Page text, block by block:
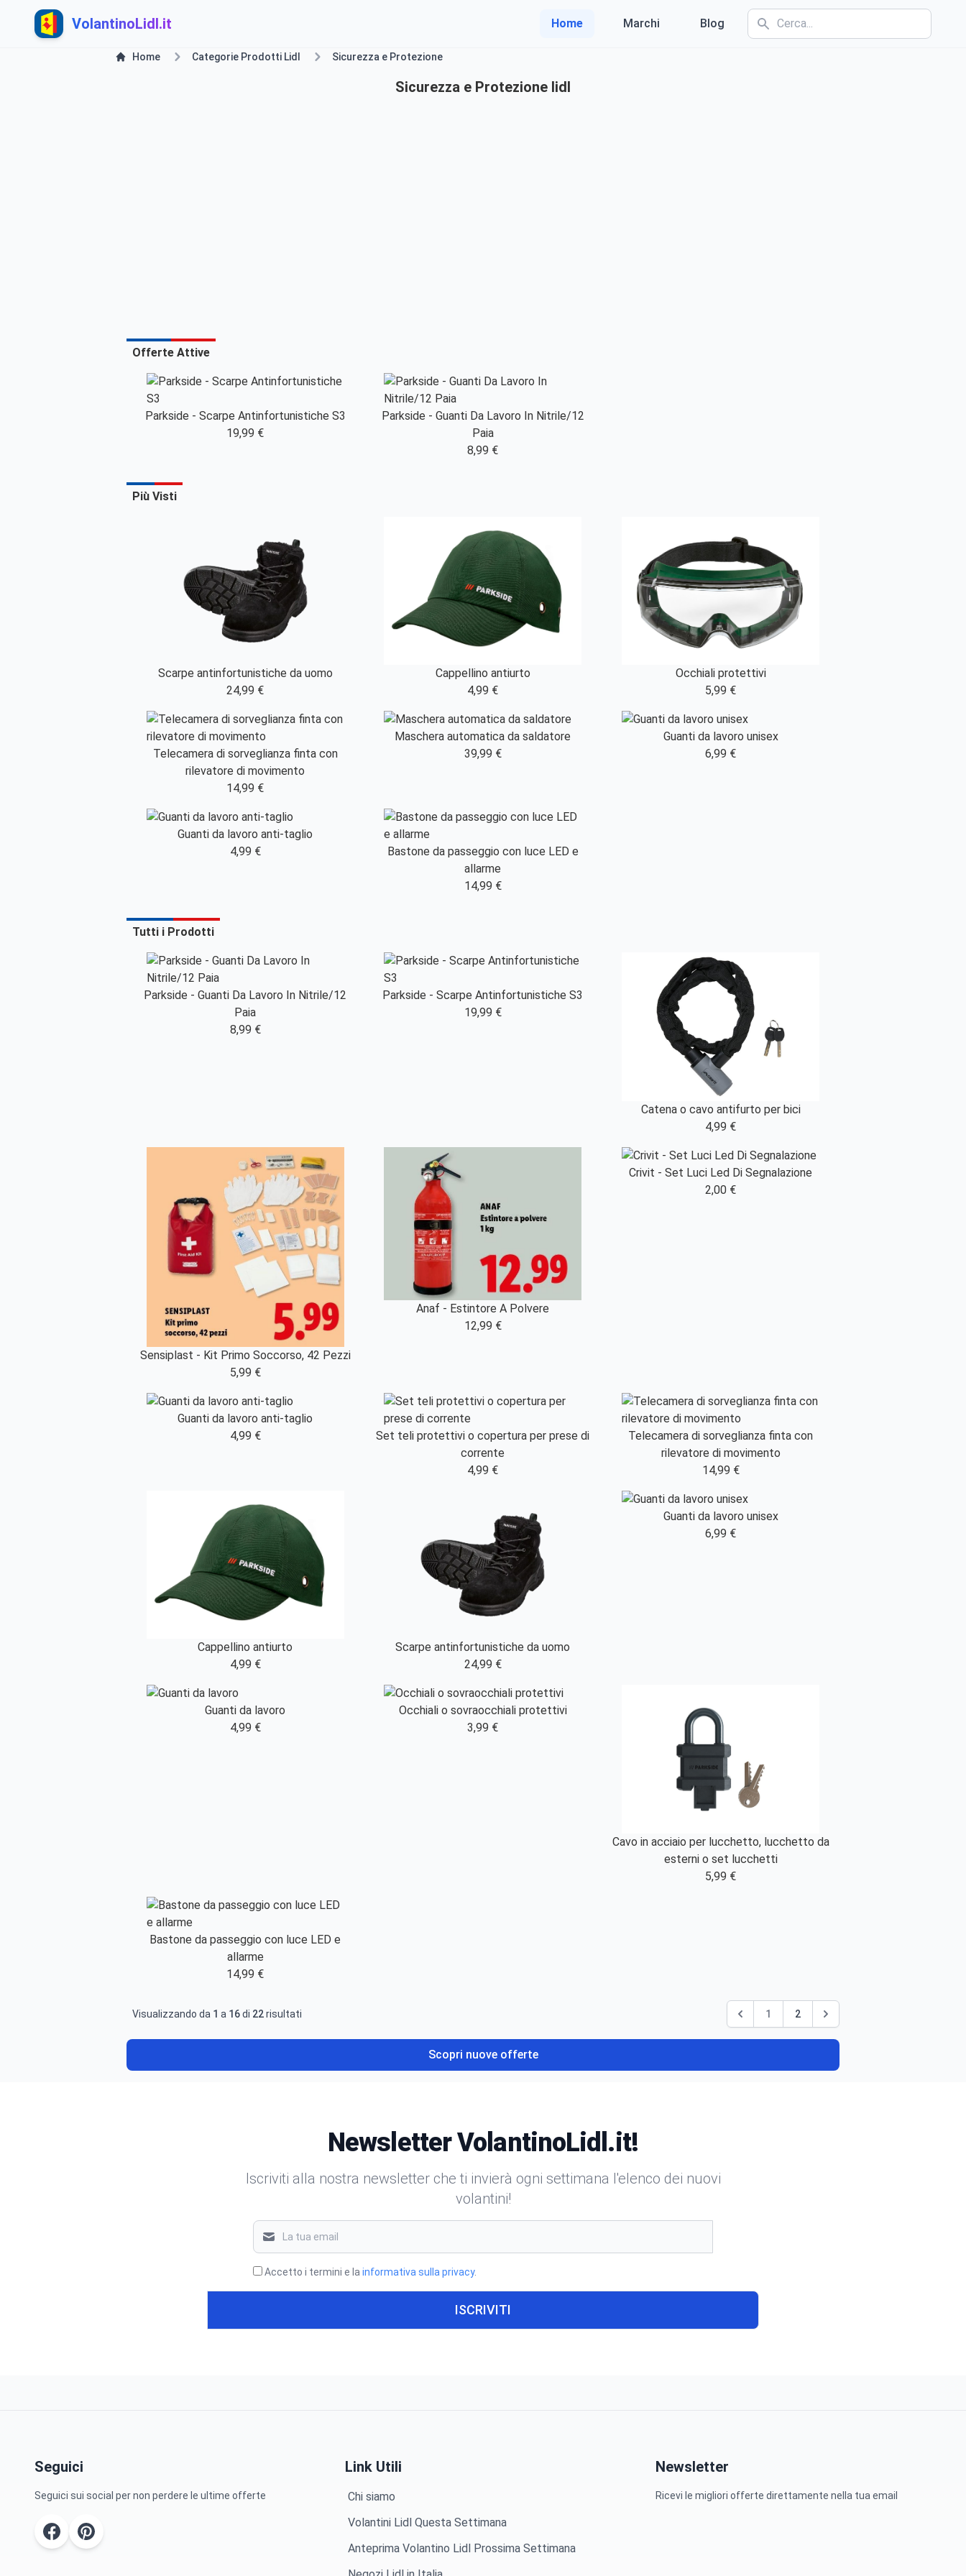
VolantinoLidl.it Home Marchi Blog
Home Categorie Prodotti Lidl Sicurezza e Protezione
Sicurezza e Protezione lidl
Offerte Attive
Parkside - Scarpe Antinfortunistiche S3
19,99 €
Parkside - Guanti Da Lavoro In Nitrile/12
Paia
8,99 €
Più Visti
Scarpe antinfortunistiche da uomo
24,99 €
Cappellino antiurto
4,99 €
Occhiali protettivi
5,99 €
Telecamera di sorveglianza finta con
rilevatore di movimento
14,99 €
Maschera automatica da saldatore
39,99 €
Guanti da lavoro unisex
6,99 €
Guanti da lavoro anti-taglio
4,99 €
Bastone da passeggio con luce LED e
allarme
14,99 €
Tutti i Prodotti
Parkside - Guanti Da Lavoro In Nitrile/12
Paia
8,99 €
Parkside - Scarpe Antinfortunistiche S3
19,99 €
Catena o cavo antifurto per bici
4,99 €
Sensiplast - Kit Primo Soccorso, 42 Pezzi
5,99 €
Anaf - Estintore A Polvere
12,99 €
Crivit - Set Luci Led Di Segnalazione
2,00 €
Guanti da lavoro anti-taglio
4,99 €
Set teli protettivi o copertura per prese di
corrente
4,99 €
Telecamera di sorveglianza finta con
rilevatore di movimento
14,99 €
Cappellino antiurto
4,99 €
Scarpe antinfortunistiche da uomo
24,99 €
Guanti da lavoro unisex
6,99 €
Guanti da lavoro
4,99 €
Occhiali o sovraocchiali protettivi
3,99 €
Cavo in acciaio per lucchetto, lucchetto da
esterni o set lucchetti
5,99 €
Bastone da passeggio con luce LED e
allarme
14,99 €
Visualizzando da 1 a 16di 22risultati 1 2
Scopri nuove offerte
Newsletter VolantinoLidl.it!
Iscriviti alla nostra newsletter che ti invierà ogni settimana l'elenco dei nuovi
volantini!
Accetto i termini e la informativa sulla privacy.
ISCRIVITI
Seguici
Seguici sui social per non perdere le ultime offerte
Link Utili
Chi siamo
Volantini Lidl Questa Settimana
Anteprima Volantino Lidl Prossima Settimana
Newsletter
Ricevi le migliori offerte direttamente nella tua email